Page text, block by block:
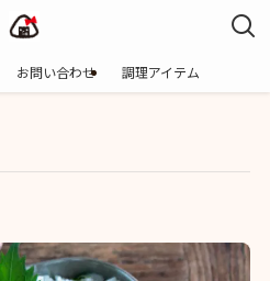
お問い合わせ 調理アイテム